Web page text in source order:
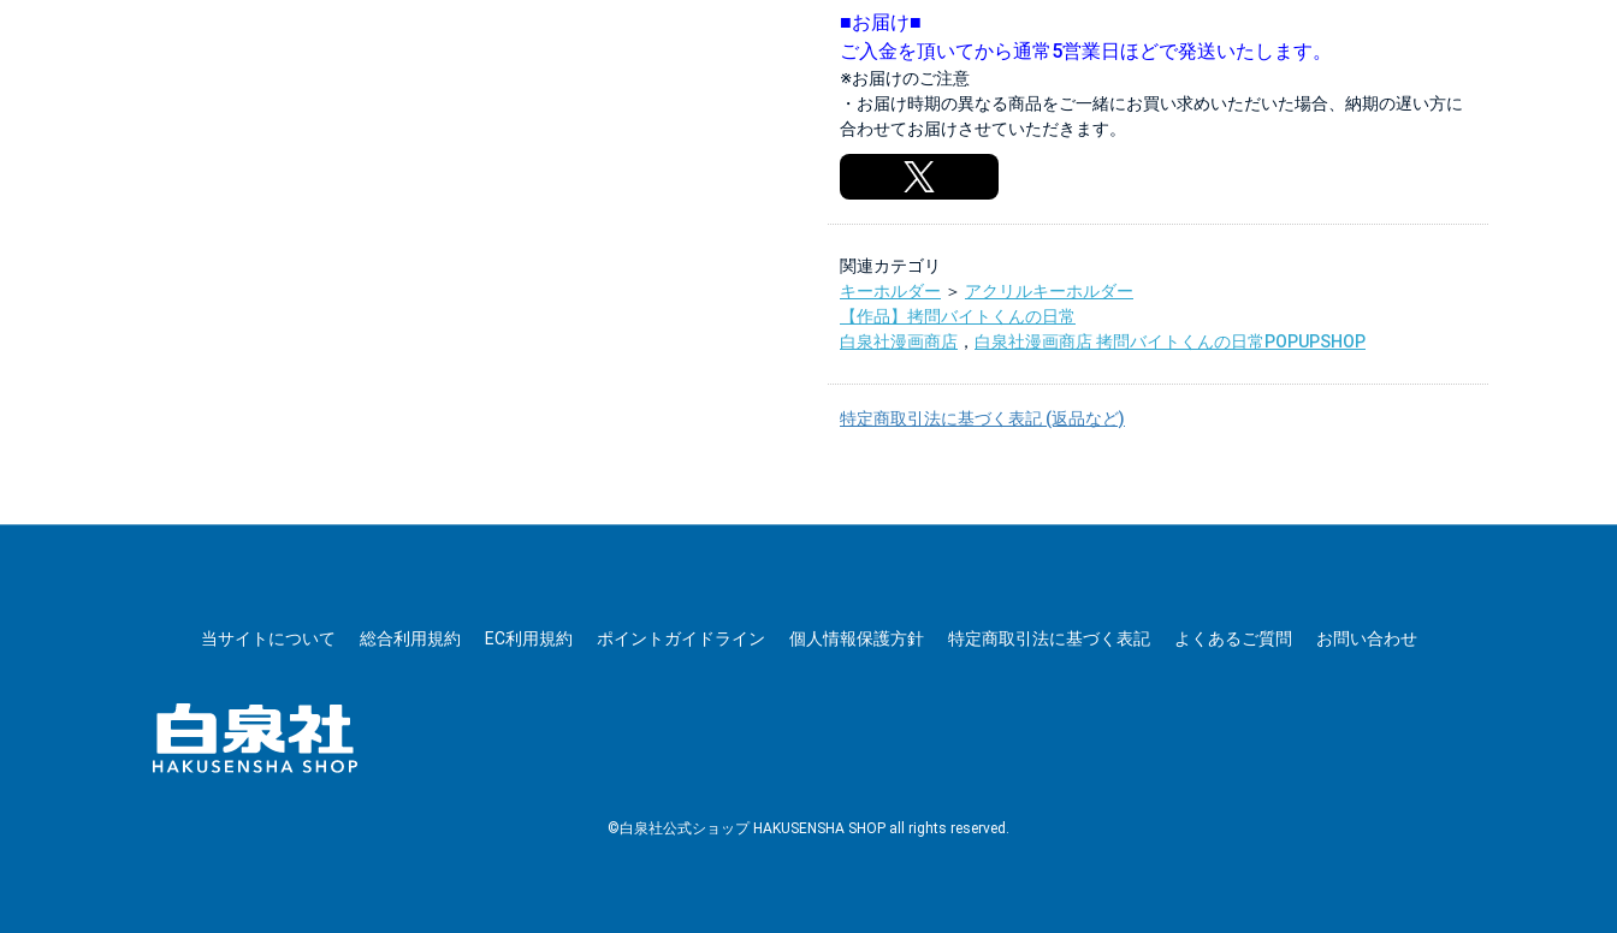
■お届け■
ご入金を頂いてから通常5営業日ほどで発送いたします。
※お届けのご注意
・お届け時期の異なる商品をご一緒にお買い求めいただいた場合、納期の遅い方に
合わせてお届けさせていただきます。
関連カテゴリ
キーホルダー ＞ アクリルキーホルダー
【作品】拷問バイトくんの日常
白泉社漫画商店 ， 白泉社漫画商店 拷問バイトくんの日常POPUPSHOP
特定商取引法に基づく表記 (返品など)
当サイトについて 総合利用規約 EC利用規約 ポイントガイドライン 個人情報保護方針 特定商取引法に基づく表記 よくあるご質問 お問い合わせ
©白泉社公式ショップ HAKUSENSHA SHOP all rights reserved.